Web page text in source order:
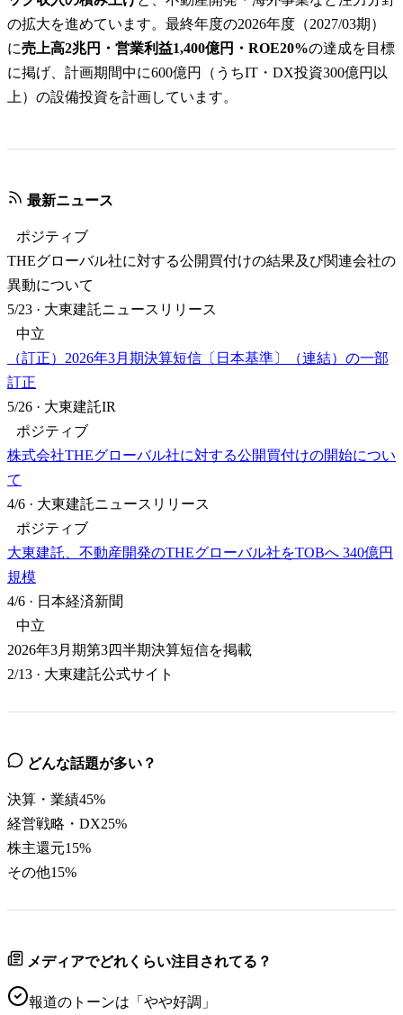
の拡大を進めています。最終年度の2026年度（2027/03期）
に売上高2兆円・営業利益1,400億円・ROE20%の達成を目標
に掲げ、計画期間中に600億円（うちIT・DX投資300億円以
上）の設備投資を計画しています。
最新ニュース
ポジティブ
THEグローバル社に対する公開買付けの結果及び関連会社の
異動について
5/23 · 大東建託ニュースリリース
中立
（訂正）2026年3月期決算短信〔日本基準〕（連結）の一部
訂正
5/26 · 大東建託IR
ポジティブ
株式会社THEグローバル社に対する公開買付けの開始につい
て
4/6 · 大東建託ニュースリリース
ポジティブ
大東建託、不動産開発のTHEグローバル社をTOBへ 340億円
規模
4/6 · 日本経済新聞
中立
2026年3月期第3四半期決算短信を掲載
2/13 · 大東建託公式サイト
どんな話題が多い？
決算・業績45%
経営戦略・DX25%
株主還元15%
その他15%
メディアでどれくらい注目されてる？
報道のトーンは「 やや好調 」